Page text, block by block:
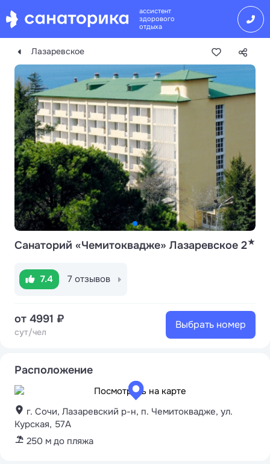
ассистент
здорового
отдыха
Лазаревское
Санаторий «Чемитоквадже» Лазаревское 2★
Расположение
г. Сочи, Лазаревский р-н, п. Чемитоквадже, ул.
Курская, 57А
250 м до пляжа
7.4 7 отзывов
от 4991 ₽
сут/чел
Выбрать номер